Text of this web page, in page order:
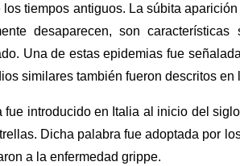
los tiempos antiguos. La súbita
desaparecen, son
Una de estas epidemias fue
similares también fueron descritos en
fue introducido en Italia al inicio del
Dicha palabra fue adoptada por
a la enfermedad grippe.